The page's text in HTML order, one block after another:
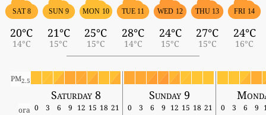
SAT 8
20°C
14°C
SUN 9
21°C
15°C
MON 10
25°C
15°C
TUE 11
28°C
14°C
WED 12
24°C
15°C
THU 13
27°C
15°C
FRI 14
24°C
16°C
PM2.5
Saturday 8 Sunday 9
ora 0 3 6 9 12 15 18 21 0 3 6 9 12 15 18 21 0 3 6 9